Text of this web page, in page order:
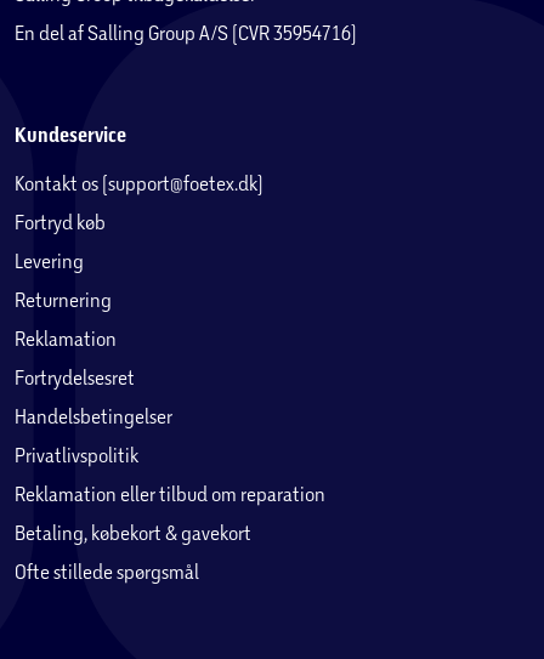
En del af Salling Group A/S (CVR 35954716)
Kundeservice
Kontakt os (support@foetex.dk)
Fortryd køb
Levering
Returnering
Reklamation
Fortrydelsesret
Handelsbetingelser
Privatlivspolitik
Reklamation eller tilbud om reparation
Betaling, købekort & gavekort
Ofte stillede spørgsmål